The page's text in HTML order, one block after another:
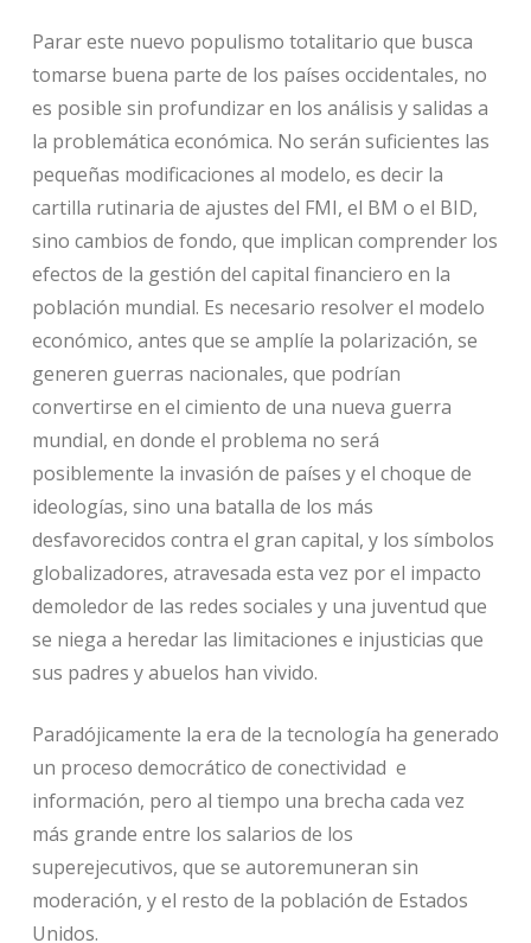
Parar este nuevo populismo totalitario que busca
tomarse buena parte de los países occidentales, no
es posible sin profundizar en los análisis y salidas a
la problemática económica. No serán suficientes las
pequeñas modificaciones al modelo, es decir la
cartilla rutinaria de ajustes del FMI, el BM o el BID,
sino cambios de fondo, que implican comprender los
efectos de la gestión del capital financiero en la
población mundial. Es necesario resolver el modelo
económico, antes que se amplíe la polarización, se
generen guerras nacionales, que podrían
convertirse en el cimiento de una nueva guerra
mundial, en donde el problema no será
posiblemente la invasión de países y el choque de
ideologías, sino una batalla de los más
desfavorecidos contra el gran capital, y los símbolos
globalizadores, atravesada esta vez por el impacto
demoledor de las redes sociales y una juventud que
se niega a heredar las limitaciones e injusticias que
sus padres y abuelos han vivido.
Paradójicamente la era de la tecnología ha generado
un proceso democrático de conectividad e
información, pero al tiempo una brecha cada vez
más grande entre los salarios de los
superejecutivos, que se autoremuneran sin
moderación, y el resto de la población de Estados
Unidos.